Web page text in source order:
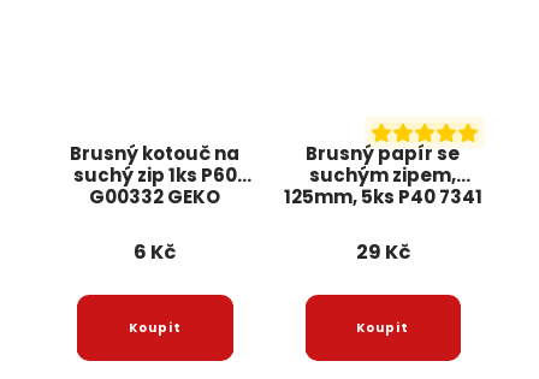
Brusný kotouč na
suchý zip 1ks P60
G00332 GEKO
6 Kč
Brusný papír se
suchým zipem,
125mm, 5ks P40 7341
29 Kč